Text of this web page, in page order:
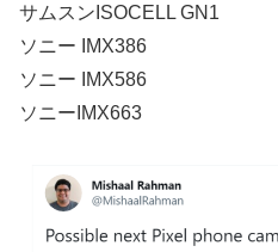
サムスンISOCELL GN1
ソニー IMX386
ソニー IMX586
ソニーIMX663